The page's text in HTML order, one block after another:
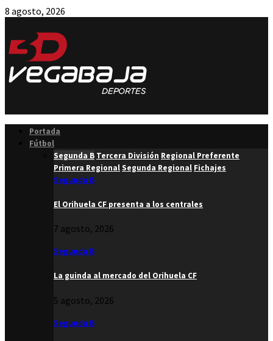
8 agosto, 2026
Portada
Fútbol
Segunda B Tercera División Regional Preferente
Primera RegionalSegunda Regional Fichajes
Segunda B
El Orihuela CF presenta a los centrales
7 agosto, 2026
Segunda B
La guinda al mercado del Orihuela CF
5 agosto, 2026
Segunda B